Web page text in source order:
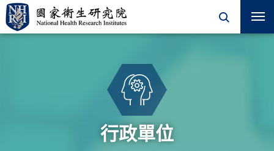
行政單位